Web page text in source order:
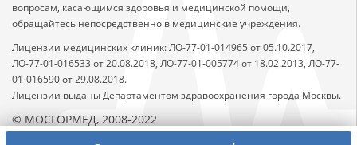
вопросам, касающимся здоровья и медицинской помощи,
обращайтесь непосредственно в медицинские учреждения.
Лицензии медицинских клиник: ЛО-77-01-014965 от 05.10.2017,
ЛО-77-01-016533 от 20.08.2018, ЛО-77-01-005774 от 18.02.2013, ЛО-77-
01-016590 от 29.08.2018.
Лицензии выданы Департаментом здравоохранения города Москвы.
© МОСГОРМЕД, 2008-2022